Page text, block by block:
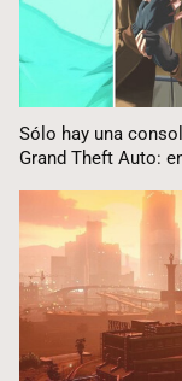
Sólo hay una
Grand Theft Auto: